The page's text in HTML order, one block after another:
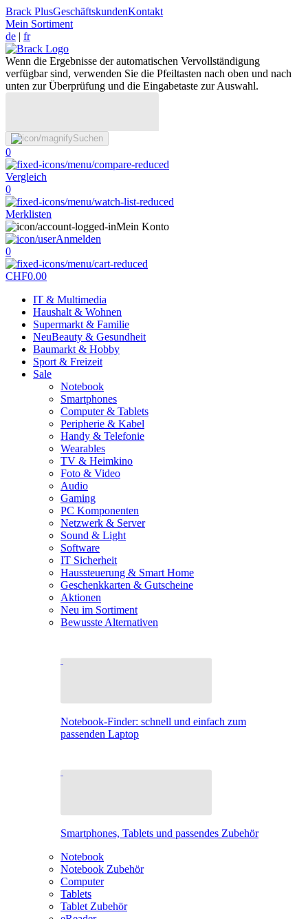
Brack PlusGeschäftskundenKontakt
Mein Sortiment
de | fr
Wenn die Ergebnisse der automatischen Vervollständigung
verfügbar sind, verwenden Sie die Pfeiltasten nach oben und nach
unten zur Überprüfung und die Eingabetaste zur Auswahl.
Suchen
0
Vergleich
0
Merklisten
Mein Konto
Anmelden
0
CHF0.00
IT & Multimedia
Haushalt & Wohnen
Supermarkt & Familie
NeuBeauty & Gesundheit
Baumarkt & Hobby
Sport & Freizeit
Sale
Notebook
Smartphones
Computer & Tablets
Peripherie & Kabel
Handy & Telefonie
Wearables
TV & Heimkino
Foto & Video
Audio
Gaming
PC Komponenten
Netzwerk & Server
Sound & Light
Software
IT Sicherheit
Haussteuerung & Smart Home
Geschenkkarten & Gutscheine
Aktionen
Neu im Sortiment
Bewusste Alternativen
Notebook-Finder: schnell und einfach zum
passenden Laptop
Smartphones, Tablets und passendes Zubehör
Notebook
Notebook Zubehör
Computer
Tablets
Tablet Zubehör